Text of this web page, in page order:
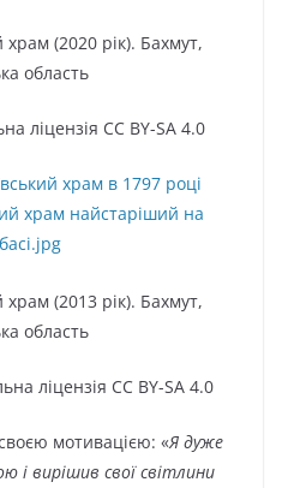
(2020 рік). Бахмут,
область
ліцензія CC BY-SA 4.0
(2013 рік). Бахмут,
область
ліцензія CC BY-SA 4.0
мотивацією: «Я дуже
і вирішив свої світлини